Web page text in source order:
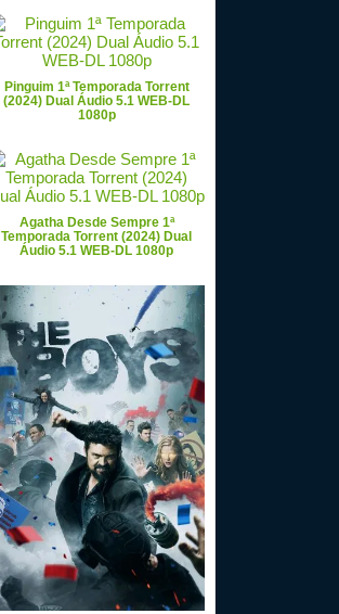
Pinguim 1ª Temporada Torrent
(2024) Dual Áudio 5.1 WEB-DL
1080p
Agatha Desde Sempre 1ª
Temporada Torrent (2024) Dual
Áudio 5.1 WEB-DL 1080p